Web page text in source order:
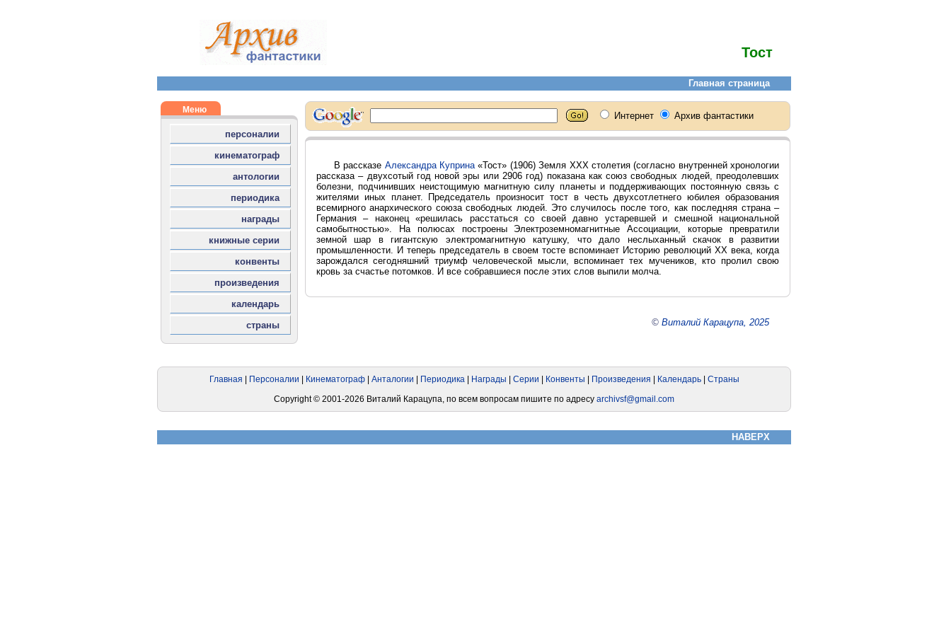
Тост
Реклама
В рассказе Александра Куприна«Тост» (1906) Земля ХХХ столетия (согласно внутренней хронологии
рассказа – двухсотый год новой эры или 2906 год) показана как союз свободных людей, преодолевших
болезни, подчинивших неистощимую магнитную силу планеты и поддерживающих постоянную связь с
жителями иных планет. Председатель произносит тост в честь двухсотлетнего юбилея образования
всемирного анархического союза свободных людей. Это случилось после того, как последняя страна –
Германия – наконец «решилась расстаться со своей давно устаревшей и смешной национальной
самобытностью». На полюсах построены Электроземномагнитные Ассоциации, которые превратили
земной шар в гигантскую электромагнитную катушку, что дало неслыханный скачок в развитии
промышленности. И теперь председатель в своем тосте вспоминает Историю революций ХХ века, когда
зарождался сегодняшний триумф человеческой мысли, вспоминает тех мучеников, кто пролил свою
кровь за счастье потомков. И все собравшиеся после этих слов выпили молча.
© Виталий Карацупа, 2025
НАВЕРХ